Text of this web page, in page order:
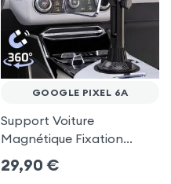
GOOGLE PIXEL 6A
Support Voiture
Magnétique Fixation
Porte-gobelet pour
Google Pixel 6a
29,90 €